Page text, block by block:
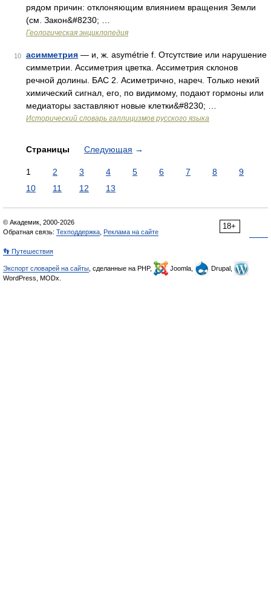
рядом причин: отклоняющим влиянием вращения Земли
(см. Закон&#8230; …
Геологическая энциклопедия
10 асимметрия — и, ж. asymétrie f. Отсутствие или нарушение
симметрии. Ассиметрия цветка. Ассиметрия склонов
речной долины. БАС 2. Асиметрично, нареч. Только некий
химический сигнал, его, по видимому, подают гормоны или
медиаторы заставляют новые клетки&#8230; …
Исторический словарь галлицизмов русского языка
Страницы Следующая →
1 2 3 4 5 6 7 8
9
10
11 12 13
18+
© Академик, 2000-2026
Обратная связь: Техподдержка Реклама на сайте
👣 Путешествия
Экспорт словарей на сайты , сделанные на PHP, Joomla,
Drupal,
WordPress, MODx.